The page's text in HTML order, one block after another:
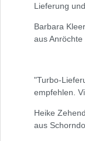
Lieferung
Barbara
aus Anröchte
"Turbo-
empfehlen.
Heike
aus